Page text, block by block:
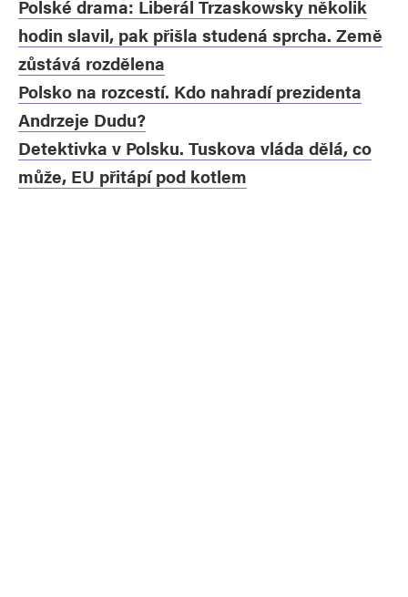
Polské drama: Liberál Trzaskowsky několik
hodin slavil, pak přišla studená sprcha. Země
zůstává rozdělena
Polsko na rozcestí. Kdo nahradí prezidenta
Andrzeje Dudu?
Detektivka v Polsku. Tuskova vláda dělá, co
může, EU přitápí pod kotlem